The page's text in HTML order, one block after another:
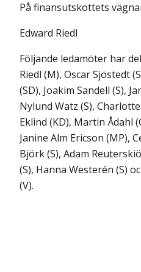
På finansutskottets
Edward Riedl
Följande ledamöter har
Riedl (M), Oscar Sjöstedt
(SD), Joakim Sandell (S),
Nylund Watz (S),
Eklind (KD), Martin Ådahl
Janine Alm Ericson (MP),
Björk (S), Adam
(S), Hanna Westerén (S)
(V).